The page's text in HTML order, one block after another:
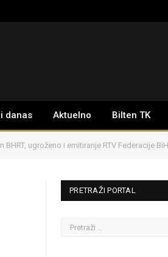
danas Aktuelno Bilten TK
BHRT, ugroženo i emitiranje RTV Federacije
PRETRAŽI PORTAL